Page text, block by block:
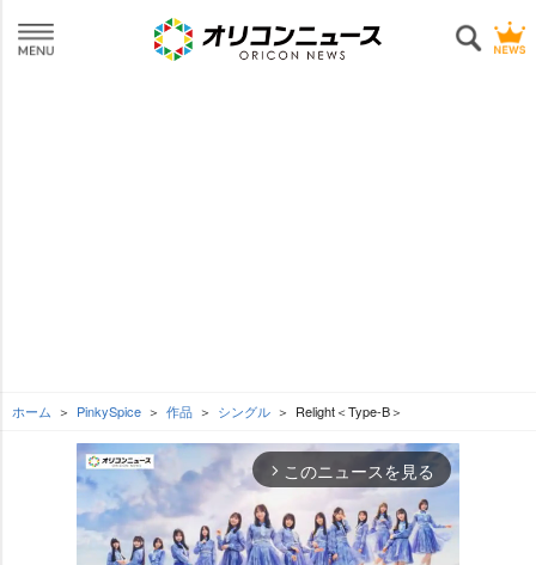
ホーム PinkySpice 作品 シングル Relight＜Type-B＞
arrow_forward_ios このニュースを見る